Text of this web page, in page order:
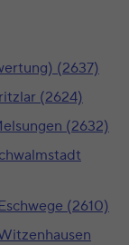
(2637)
(2624)
(2632)
(2610)